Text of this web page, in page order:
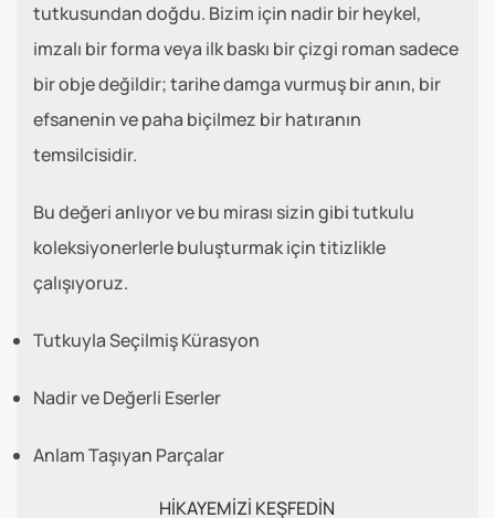
tutkusundan doğdu. Bizim için nadir bir heykel,
imzalı bir forma veya ilk baskı bir çizgi roman sadece
bir obje değildir; tarihe damga vurmuş bir anın, bir
efsanenin ve paha biçilmez bir hatıranın
temsilcisidir.
Bu değeri anlıyor ve bu mirası sizin gibi tutkulu
koleksiyonerlerle buluşturmak için titizlikle
çalışıyoruz.
Tutkuyla Seçilmiş Kürasyon
Nadir ve Değerli Eserler
Anlam Taşıyan Parçalar
HİKAYEMİZİ KEŞFEDİN